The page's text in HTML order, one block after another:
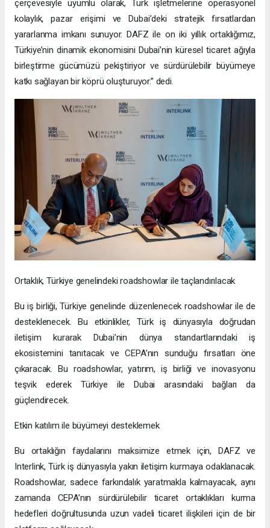
çerçevesiyle uyumlu olarak, Türk işletmelerine operasyonel
kolaylık, pazar erişimi ve Dubai’deki stratejik fırsatlardan
yararlanma imkanı sunuyor. DAFZ ile on iki yıllık ortaklığımız,
Türkiye’nin dinamik ekonomisini Dubai’nin küresel ticaret ağıyla
birleştirme gücümüzü pekiştiriyor ve sürdürülebilir büyümeye
katkı sağlayan bir köprü oluşturuyor.” dedi.
Ortaklık, Türkiye genelindeki roadshowlar ile taçlandırılacak
Bu iş birliği, Türkiye genelinde düzenlenecek roadshowlar ile de
desteklenecek. Bu etkinlikler, Türk iş dünyasıyla doğrudan
iletişim kurarak Dubai’nin dünya standartlarındaki iş
ekosistemini tanıtacak ve CEPA’nın sunduğu fırsatları öne
çıkaracak. Bu roadshowlar, yatırım, iş birliği ve inovasyonu
teşvik ederek Türkiye ile Dubai arasındaki bağları da
güçlendirecek.
Etkin katılım ile büyümeyi desteklemek
Bu ortaklığın faydalarını maksimize etmek için, DAFZ ve
Interlink, Türk iş dünyasıyla yakın iletişim kurmaya odaklanacak.
Roadshowlar, sadece farkındalık yaratmakla kalmayacak, aynı
zamanda CEPA’nın sürdürülebilir ticaret ortaklıkları kurma
hedefleri doğrultusunda uzun vadeli ticaret ilişkileri için de bir